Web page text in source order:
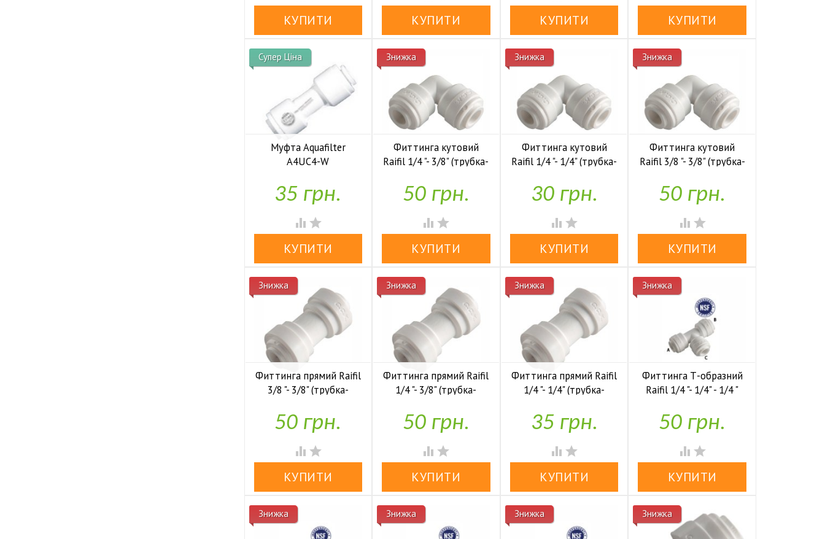
Супер Ціна
Муфта Aquafilter
A4UC4-W
У наявності
35 грн.
 
Знижка
Фиттинга кутовий
Raifil 1/4 "- 3/8" (трубка-
У наявності
50 грн.
 
Знижка
Фиттинга кутовий
Raifil 1/4 "- 1/4" (трубка-
У наявності
30 грн.
 
Знижка
Фиттинга кутовий
Raifil 3/8 "- 3/8" (трубка-
У наявності
50 грн.
 
Знижка
Фиттинга прямий Raifil
3/8 "- 3/8" (трубка-
У наявності
50 грн.
 
Знижка
Фиттинга прямий Raifil
1/4 "- 3/8" (трубка-
У наявності
50 грн.
 
Знижка
Фиттинга прямий Raifil
1/4 "- 1/4" (трубка-
У наявності
35 грн.
 
Знижка
Фиттинга Т-образний
Raifil 1/4 "- 1/4" - 1/4 "
У наявності
50 грн.
 
Знижка Знижка Знижка Знижка